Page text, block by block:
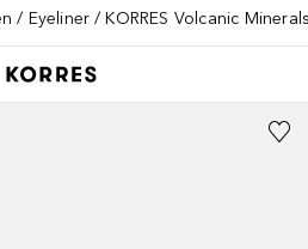
Eyeliner KORRES Volcanic